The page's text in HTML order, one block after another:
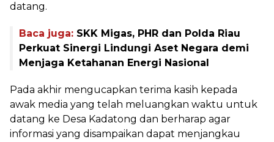
datang.
Baca juga: SKK Migas, PHR dan Polda Riau
Perkuat Sinergi Lindungi Aset Negara demi
Menjaga Ketahanan Energi Nasional
Pada akhir mengucapkan terima kasih kepada
awak media yang telah meluangkan waktu untuk
datang ke Desa Kadatong dan berharap agar
informasi yang disampaikan dapat menjangkau